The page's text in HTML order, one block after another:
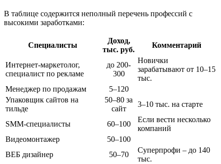
В таблице содержится неполный перечень профессий с
высокими заработками:
Специалисты
Доход,
тыс. руб.
Комментарий
Интернет-маркетолог,
специалист по рекламе
до 200-
300
Новички
зарабатывают от 10–15
тыс.
Менеджер по продажам
5–120
Упаковщик сайтов на
тильде
50–80 за
сайт
3–10 тыс. на старте
SMM-специалисты 60–100
Если вести несколько
компаний
Видеомонтажер
50–100
ВЕБ дизайнер
50–70
Суперпрофи – до 140
тыс.